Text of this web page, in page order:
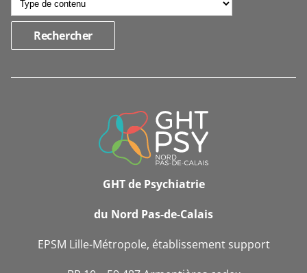
INFORMATIONS
GHT de Psychiatrie
du Nord Pas-de-Calais
EPSM Lille-Métropole, établissement support